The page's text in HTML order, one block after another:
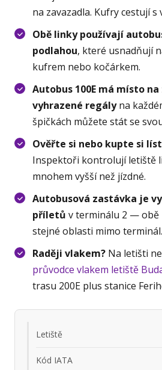
na zavazadla. Kufry cestují s
Obě linky používají
podlahou, které usnadňují
kufrem nebo kočárkem.
Autobus 100E má místo
vyhrazené regályna
špičkách můžete stát se
Ověřte si nebo kupte si
Inspektoři kontrolují letiště
mnohem vyšší než jízdné.
Autobusová zastávka je
příletů v terminálu 2 — obě
stejné oblasti mimo terminál.
Raději vlakem? Na letišti
průvodce vlakem letiště
trasu 200E plus stanice
Letiště
Kód IATA